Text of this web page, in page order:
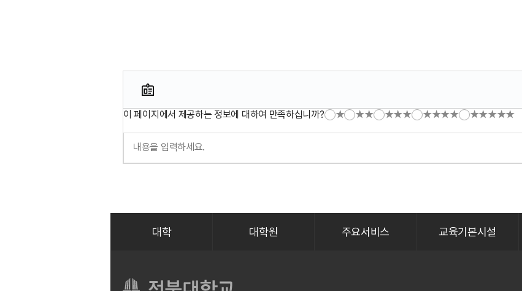
이 페이지에서 제공하는 정보에 대하여 만족하십니까? ★ ★★ ★★★ ★★★★ ★★★★★
대학 대학원 주요서비스 교육기본시설